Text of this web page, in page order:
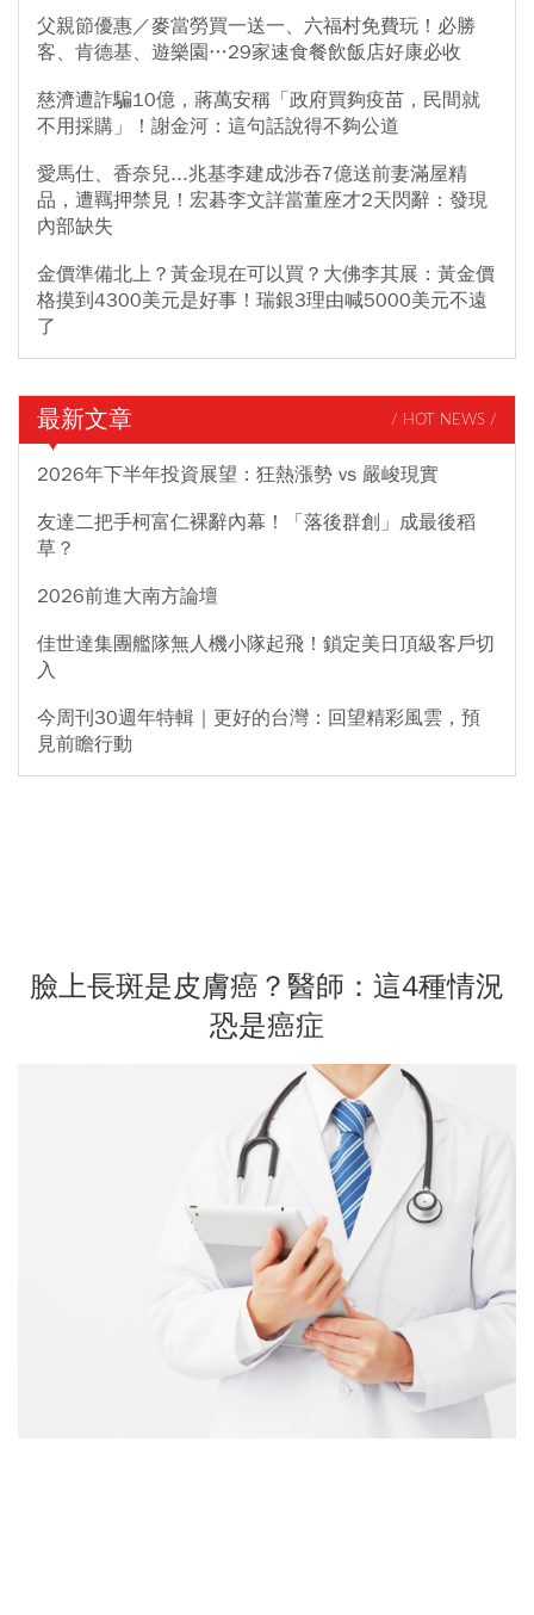
父親節優惠／麥當勞買一送一、六福村免費玩！必勝
客、肯德基、遊樂園…29家速食餐飲飯店好康必收
慈濟遭詐騙10億，蔣萬安稱「政府買夠疫苗，民間就
不用採購」！謝金河：這句話說得不夠公道
愛馬仕、香奈兒...兆基李建成涉吞7億送前妻滿屋精
品，遭羈押禁見！宏碁李文詳當董座才2天閃辭：發現
內部缺失
金價準備北上？黃金現在可以買？大佛李其展：黃金價
格摸到4300美元是好事！瑞銀3理由喊5000美元不遠
了
最新文章 / HOT NEWS /
2026年下半年投資展望：狂熱漲勢 vs 嚴峻現實
友達二把手柯富仁裸辭內幕！「落後群創」成最後稻
草？
2026前進大南方論壇
佳世達集團艦隊無人機小隊起飛！鎖定美日頂級客戶切
入
今周刊30週年特輯｜更好的台灣：回望精彩風雲，預
見前瞻行動
臉上長斑是皮膚癌？醫師：這4種情況
恐是癌症